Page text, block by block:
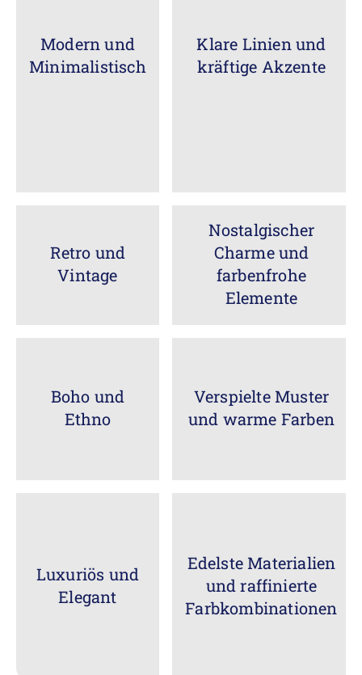
Modern und
Minimalistisch
Klare Linien und
kräftige Akzente
Retro und
Vintage
Nostalgischer
Charme und
farbenfrohe
Elemente
Boho und
Ethno
Verspielte Muster
und warme Farben
Luxuriös und
Elegant
Edelste Materialien
und raffinierte
Farbkombinationen